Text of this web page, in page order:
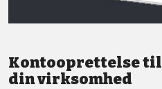
Kontooprettelse til
din virksomhed